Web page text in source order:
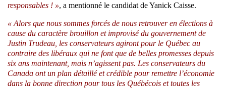
responsables ! », a mentionné le candidat de Yanick Caisse.
« Alors que nous sommes forcés de nous retrouver en élections à
cause du caractère brouillon et improvisé du gouvernement de
Justin Trudeau, les conservateurs agiront pour le Québec au
contraire des libéraux qui ne font que de belles promesses depuis
six ans maintenant, mais n’agissent pas. Les conservateurs du
Canada ont un plan détaillé et crédible pour remettre l’économie
dans la bonne direction pour tous les Québécois et toutes les